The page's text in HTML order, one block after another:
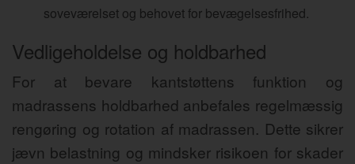
soveværelset og behovet for bevægelsesfrihed.
Vedligeholdelse og holdbarhed
For at bevare kantstøttens funktion og
madrassens holdbarhed anbefales regelmæssig
rengøring og rotation af madrassen. Dette sikrer
jævn belastning og mindsker risikoen for skader